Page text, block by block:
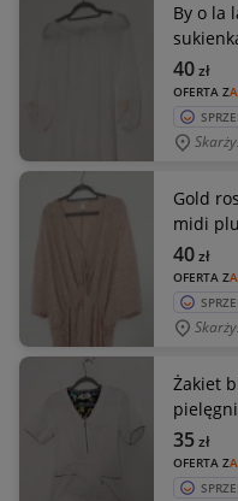
By o la
OFERTA Z
40zł
Gold
midi
OFERTA Z
40zł
Żakiet
OFERTA Z
35zł